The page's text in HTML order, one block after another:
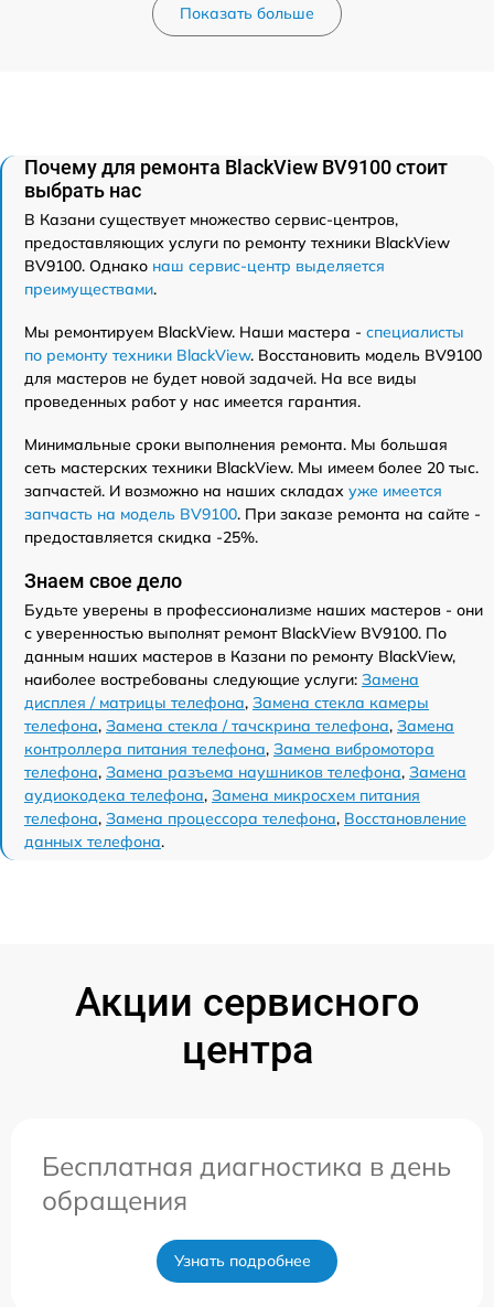
Показать больше
Почему для ремонта BlackView BV9100 стоит
выбрать нас
В Казани существует множество сервис-центров,
предоставляющих услуги по ремонту техники BlackView
BV9100. Однако наш сервис-центр выделяется
преимуществами.
Мы ремонтируем BlackView. Наши мастера - специалисты
по ремонту техники BlackView. Восстановить модель BV9100
для мастеров не будет новой задачей. На все виды
проведенных работ у нас имеется гарантия.
Минимальные сроки выполнения ремонта. Мы большая
сеть мастерских техники BlackView. Мы имеем более 20 тыс.
запчастей. И возможно на наших складах уже имеется
запчасть на модель BV9100. При заказе ремонта на сайте -
предоставляется скидка -25%.
Знаем свое дело
Будьте уверены в профессионализме наших мастеров - они
с уверенностью выполнят ремонт BlackView BV9100. По
данным наших мастеров в Казани по ремонту BlackView,
наиболее востребованы следующие услуги: Замена
дисплея / матрицы телефона, Замена стекла камеры
телефона, Замена стекла / тачскрина телефона, Замена
контроллера питания телефона, Замена вибромотора
телефона, Замена разъема наушников телефона, Замена
аудиокодека телефона, Замена микросхем питания
телефона, Замена процессора телефона, Восстановление
данных телефона.
Акции сервисного
центра
Бесплатная диагностика в день
обращения
Узнать подробнее